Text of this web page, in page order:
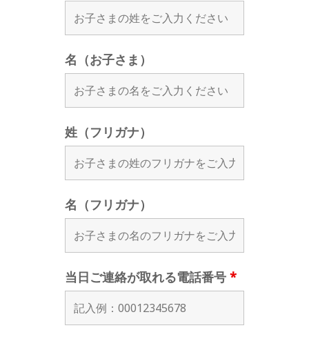
名（お子さま）
姓（フリガナ）
名（フリガナ）
当日ご連絡が取れる電話番号 *